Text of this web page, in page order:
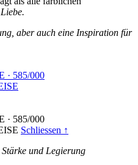
Liebe.
aber auch eine Inspiration für
· 585/000
· 585/000
Schliessen ↑
und Legierung